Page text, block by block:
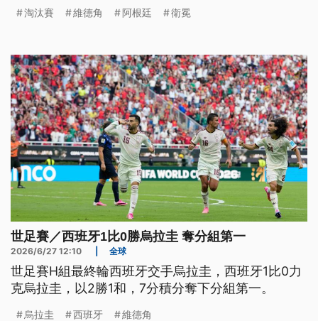
淘汰賽 維德角 阿根廷 衛冕
世足賽／西班牙1比0勝烏拉圭 奪分組第一
2026/6/27 12:10 全球
世足賽H組最終輪西班牙交手烏拉圭，西班牙1比0力
克烏拉圭，以2勝1和，7分積分奪下分組第一。
烏拉圭 西班牙 維德角